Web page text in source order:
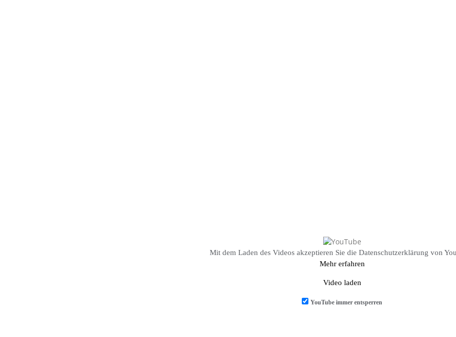
Mit dem Laden des Videos akzeptieren Sie die Datenschutzerklärung von
Mehr erfahren
Video laden
YouTube immer entsperren